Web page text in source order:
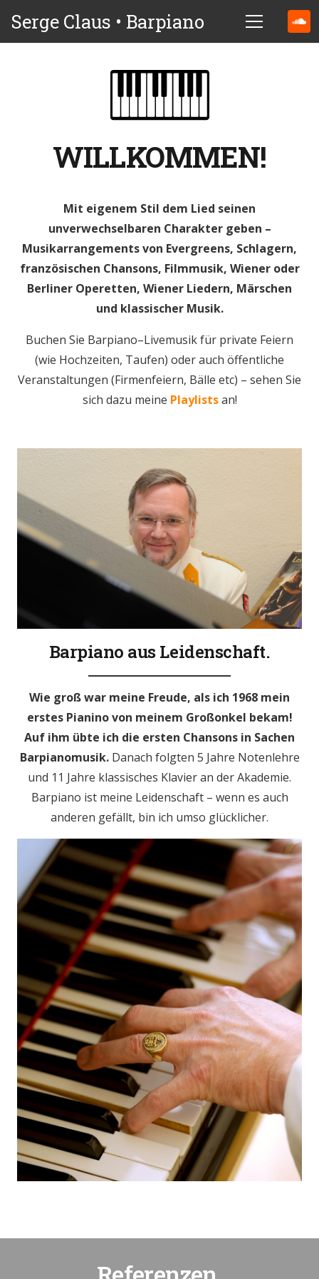
Serge Claus • Barpiano
WILLKOMMEN!
Mit eigenem Stil dem Lied seinen
unverwechselbaren Charakter geben –
Musikarrangements von Evergreens, Schlagern,
französischen Chansons, Filmmusik, Wiener oder
Berliner Operetten, Wiener Liedern, Märschen
und klassischer Musik.
Buchen Sie Barpiano–Livemusik für private Feiern
(wie Hochzeiten, Taufen) oder auch öffentliche
Veranstaltungen (Firmenfeiern, Bälle etc) – sehen Sie
sich dazu meine Playlistsan!
Barpiano aus Leidenschaft.
Wie groß war meine Freude, als ich 1968 mein
erstes Pianino von meinem Großonkel bekam!
Auf ihm übte ich die ersten Chansons in Sachen
Barpianomusik. Danach folgten 5 Jahre Notenlehre
und 11 Jahre klassisches Klavier an der Akademie.
Barpiano ist meine Leidenschaft – wenn es auch
anderen gefällt, bin ich umso glücklicher.